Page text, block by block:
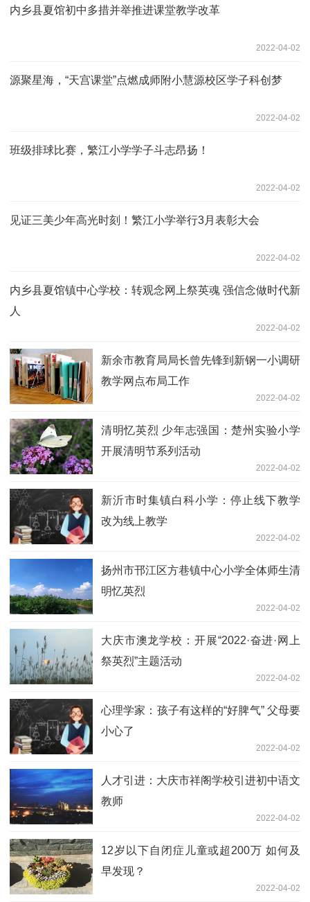
内乡县夏馆初中多措并举推进课堂教学改革
2022-04-02
源聚星海，“天宫课堂”点燃成师附小慧源校区学子科创梦
2022-04-02
班级排球比赛，繁江小学学子斗志昂扬！
2022-04-02
见证三美少年高光时刻！繁江小学举行3月表彰大会
2022-04-02
内乡县夏馆镇中心学校：转观念网上祭英魂 强信念做时代新
人
2022-04-02
新余市教育局局长曾先锋到新钢一小调研
教学网点布局工作
2022-04-02
清明忆英烈 少年志强国：楚州实验小学
开展清明节系列活动
2022-04-02
新沂市时集镇白科小学：停止线下教学
改为线上教学
2022-04-02
扬州市邗江区方巷镇中心小学全体师生清
明忆英烈
2022-04-02
大庆市澳龙学校：开展“2022·奋进·网上
祭英烈”主题活动
2022-04-02
心理学家：孩子有这样的“好脾气” 父母要
小心了
2022-04-02
人才引进：大庆市祥阁学校引进初中语文
教师
2022-04-02
12岁以下自闭症儿童或超200万 如何及
早发现？
2022-04-02